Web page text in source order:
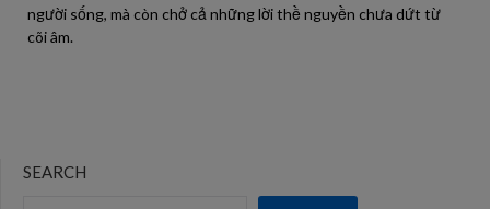
người sống, mà còn chở cả những lời thề nguyền chưa dứt từ
cõi âm.
SEARCH